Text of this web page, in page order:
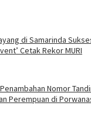
di Samarinda
Cetak Rekor MURI
Nomor
Perempuan di